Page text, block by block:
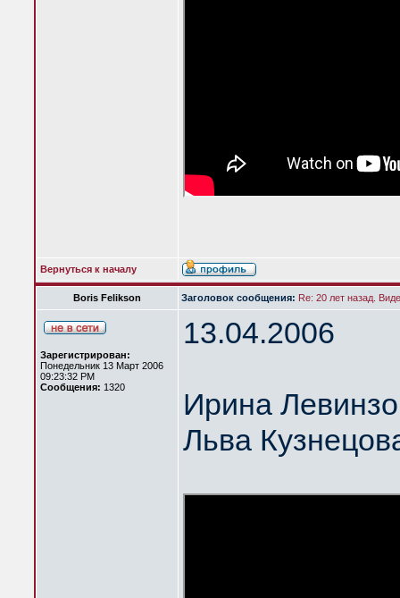
Вернуться к началу
Boris Felikson Заголовок сообщения: Re: 20 лет назад.
Зарегистрирован:
Понедельник 13 Март 2006
09:23:32 PM
Сообщения: 1320
13.04.2006
Ирина
Льва